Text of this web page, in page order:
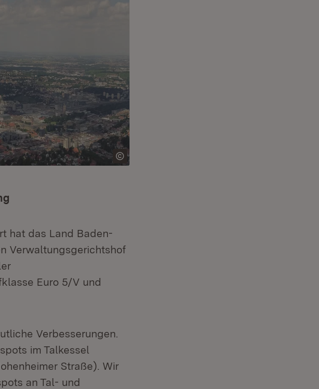
hat das Land Baden-
Verwaltungsgerichtshof
Euro 5/V und
Verbesserungen.
im Talkessel
Straße). Wir
an Tal- und